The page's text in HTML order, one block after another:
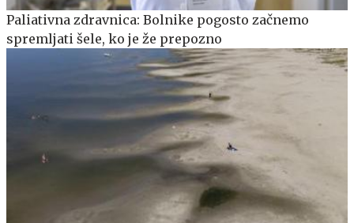
Paliativna zdravnica: Bolnike pogosto začnemo
spremljati šele, ko je že prepozno